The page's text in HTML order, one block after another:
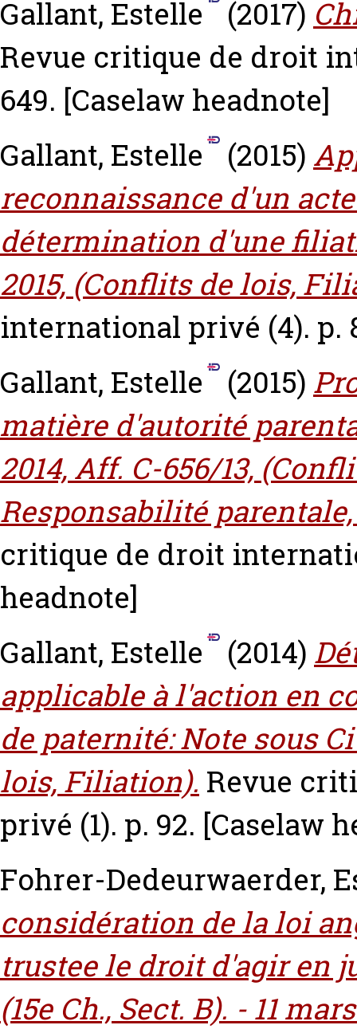
Gallant, Estelle (2017)
Revue critique de droit
649. [Caselaw headnote]
Gallant, Estelle
(2015)
reconnaissance d'un
détermination d'une
2015, (Conflits de lois,
international privé (4). p.
Gallant, Estelle
(2015)
matière d'autorité
2014, Aff. C-656/13,
Responsabilité
critique de droit
headnote]
Gallant, Estelle
(2014)
applicable à l'action en
de paternité: Note sous
lois, Filiation). Revue
privé (1). p. 92. [Caselaw
Fohrer-Dedeurwaerder,
considération de la loi
trustee le droit d'agir en
(15e Ch., Sect. B). - 11